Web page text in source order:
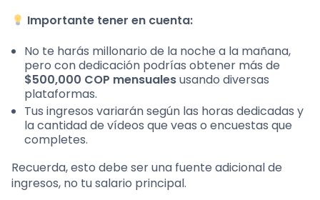
Importante tener en cuenta:
No te harás millonario de la noche a la mañana,
pero con dedicación podrías obtener más de
$500,000 COP mensualesusando diversas
plataformas.
Tus ingresos variarán según las horas dedicadas y
la cantidad de vídeos que veas o encuestas que
completes.
Recuerda, esto debe ser una fuente adicional de
ingresos, no tu salario principal.